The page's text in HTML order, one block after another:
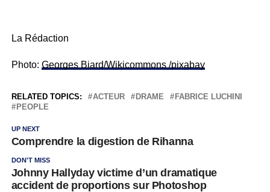
La Rédaction
Photo: Georges Biard/Wikicommons /pixabay
RELATED TOPICS: ACTEUR DRAME
FABRICE LUCHINI
PEOPLE
UP NEXT
Comprendre la digestion de Rihanna
DON'T MISS
Johnny Hallyday victime d’un dramatique
accident de proportions sur Photoshop